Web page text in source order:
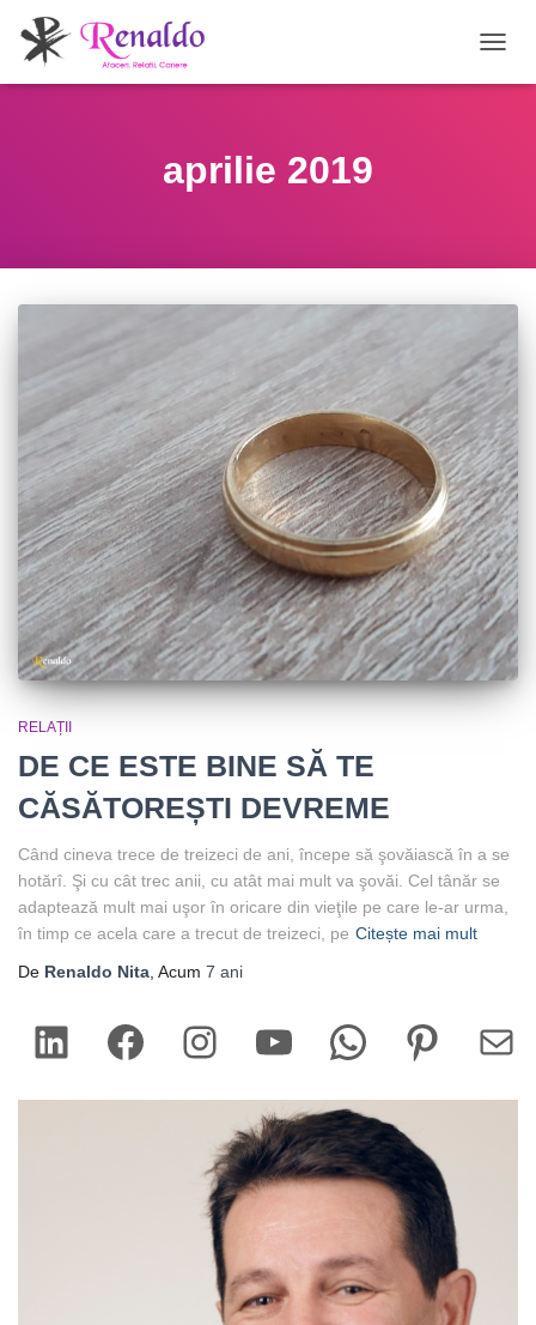
aprilie 2019
RELAȚII
DE CE ESTE BINE SĂ TE
CĂSĂTOREȘTI DEVREME
Când cineva trece de treizeci de ani, începe să şovăiască în a se
hotărî. Şi cu cât trec anii, cu atât mai mult va şovăi. Cel tânăr se
adaptează mult mai uşor în oricare din vieţile pe care le-ar urma,
în timp ce acela care a trecut de treizeci, pe Citește mai mult
De Renaldo Nita , Acum 7 ani
LinkedIn Facebook Instagram YouTube WhatsApp Pinterest Mail